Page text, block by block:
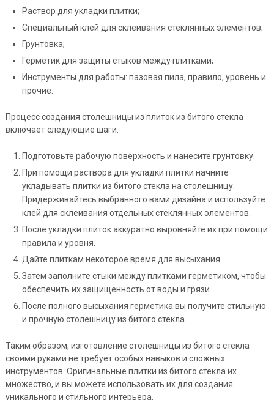
Раствор для укладки плитки;
Специальный клей для склеивания стеклянных элементов;
Грунтовка;
Герметик для защиты стыков между плитками;
Инструменты для работы: пазовая пила, правило, уровень и
прочие.
Процесс создания столешницы из плиток из битого стекла
включает следующие шаги:
Подготовьте рабочую поверхность и нанесите грунтовку.
При помощи раствора для укладки плитки начните
укладывать плитки из битого стекла на столешницу.
Придерживайтесь выбранного вами дизайна и используйте
клей для склеивания отдельных стеклянных элементов.
После укладки плиток аккуратно выровняйте их при помощи
правила и уровня.
Дайте плиткам некоторое время для высыхания.
Затем заполните стыки между плитками герметиком, чтобы
обеспечить их защищенность от воды и грязи.
После полного высыхания герметика вы получите стильную
и прочную столешницу из битого стекла.
Таким образом, изготовление столешницы из битого стекла
своими руками не требует особых навыков и сложных
инструментов. Оригинальные плитки из битого стекла их
множество, и вы можете использовать их для создания
уникального и стильного интерьера.